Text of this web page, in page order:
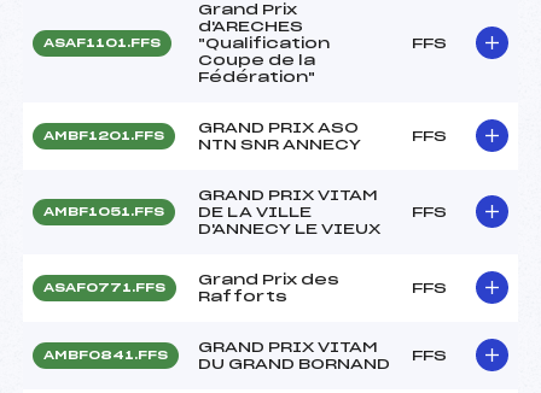
ASAF1101.FFS
Grand Prix
d'ARECHES
"Qualification
Coupe de la
Fédération"
FFS
AMBF1201.FFS
GRAND PRIX ASO
NTN SNR ANNECY
FFS
AMBF1051.FFS
GRAND PRIX VITAM
DE LA VILLE
D'ANNECY LE VIEUX
FFS
ASAF0771.FFS
Grand Prix des
Rafforts
FFS
AMBF0841.FFS
GRAND PRIX VITAM
DU GRAND BORNAND
FFS